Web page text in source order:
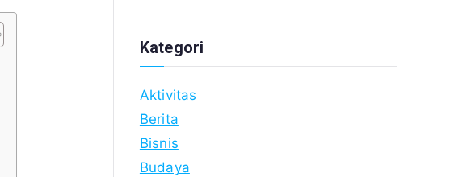
Kategori
Aktivitas
Berita
Bisnis
Budaya